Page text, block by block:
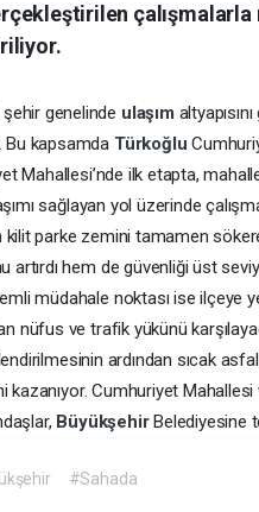
çalışmalarla
genelinde ulaşım
Bu kapsamda Türkoğlu
Mahallesi’nde ilk etapta,
sağlayan yol üzerinde
kilit parke zemini tamamen
hem de güvenliği üst
müdahale noktası ise ilçeye
nüfus ve trafik yükünü
ardından sıcak
Cumhuriyet Mahallesi
BüyükşehirBelediyesine
#Sahada